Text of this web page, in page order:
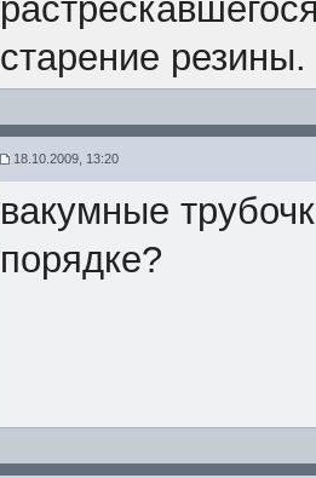
старение резины.
18.10.2009, 13:20
вакумные
порядке?